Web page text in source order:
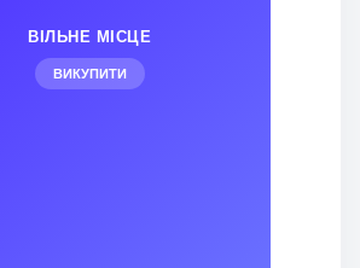
ВІЛЬНЕ МІСЦЕ
ВИКУПИТИ